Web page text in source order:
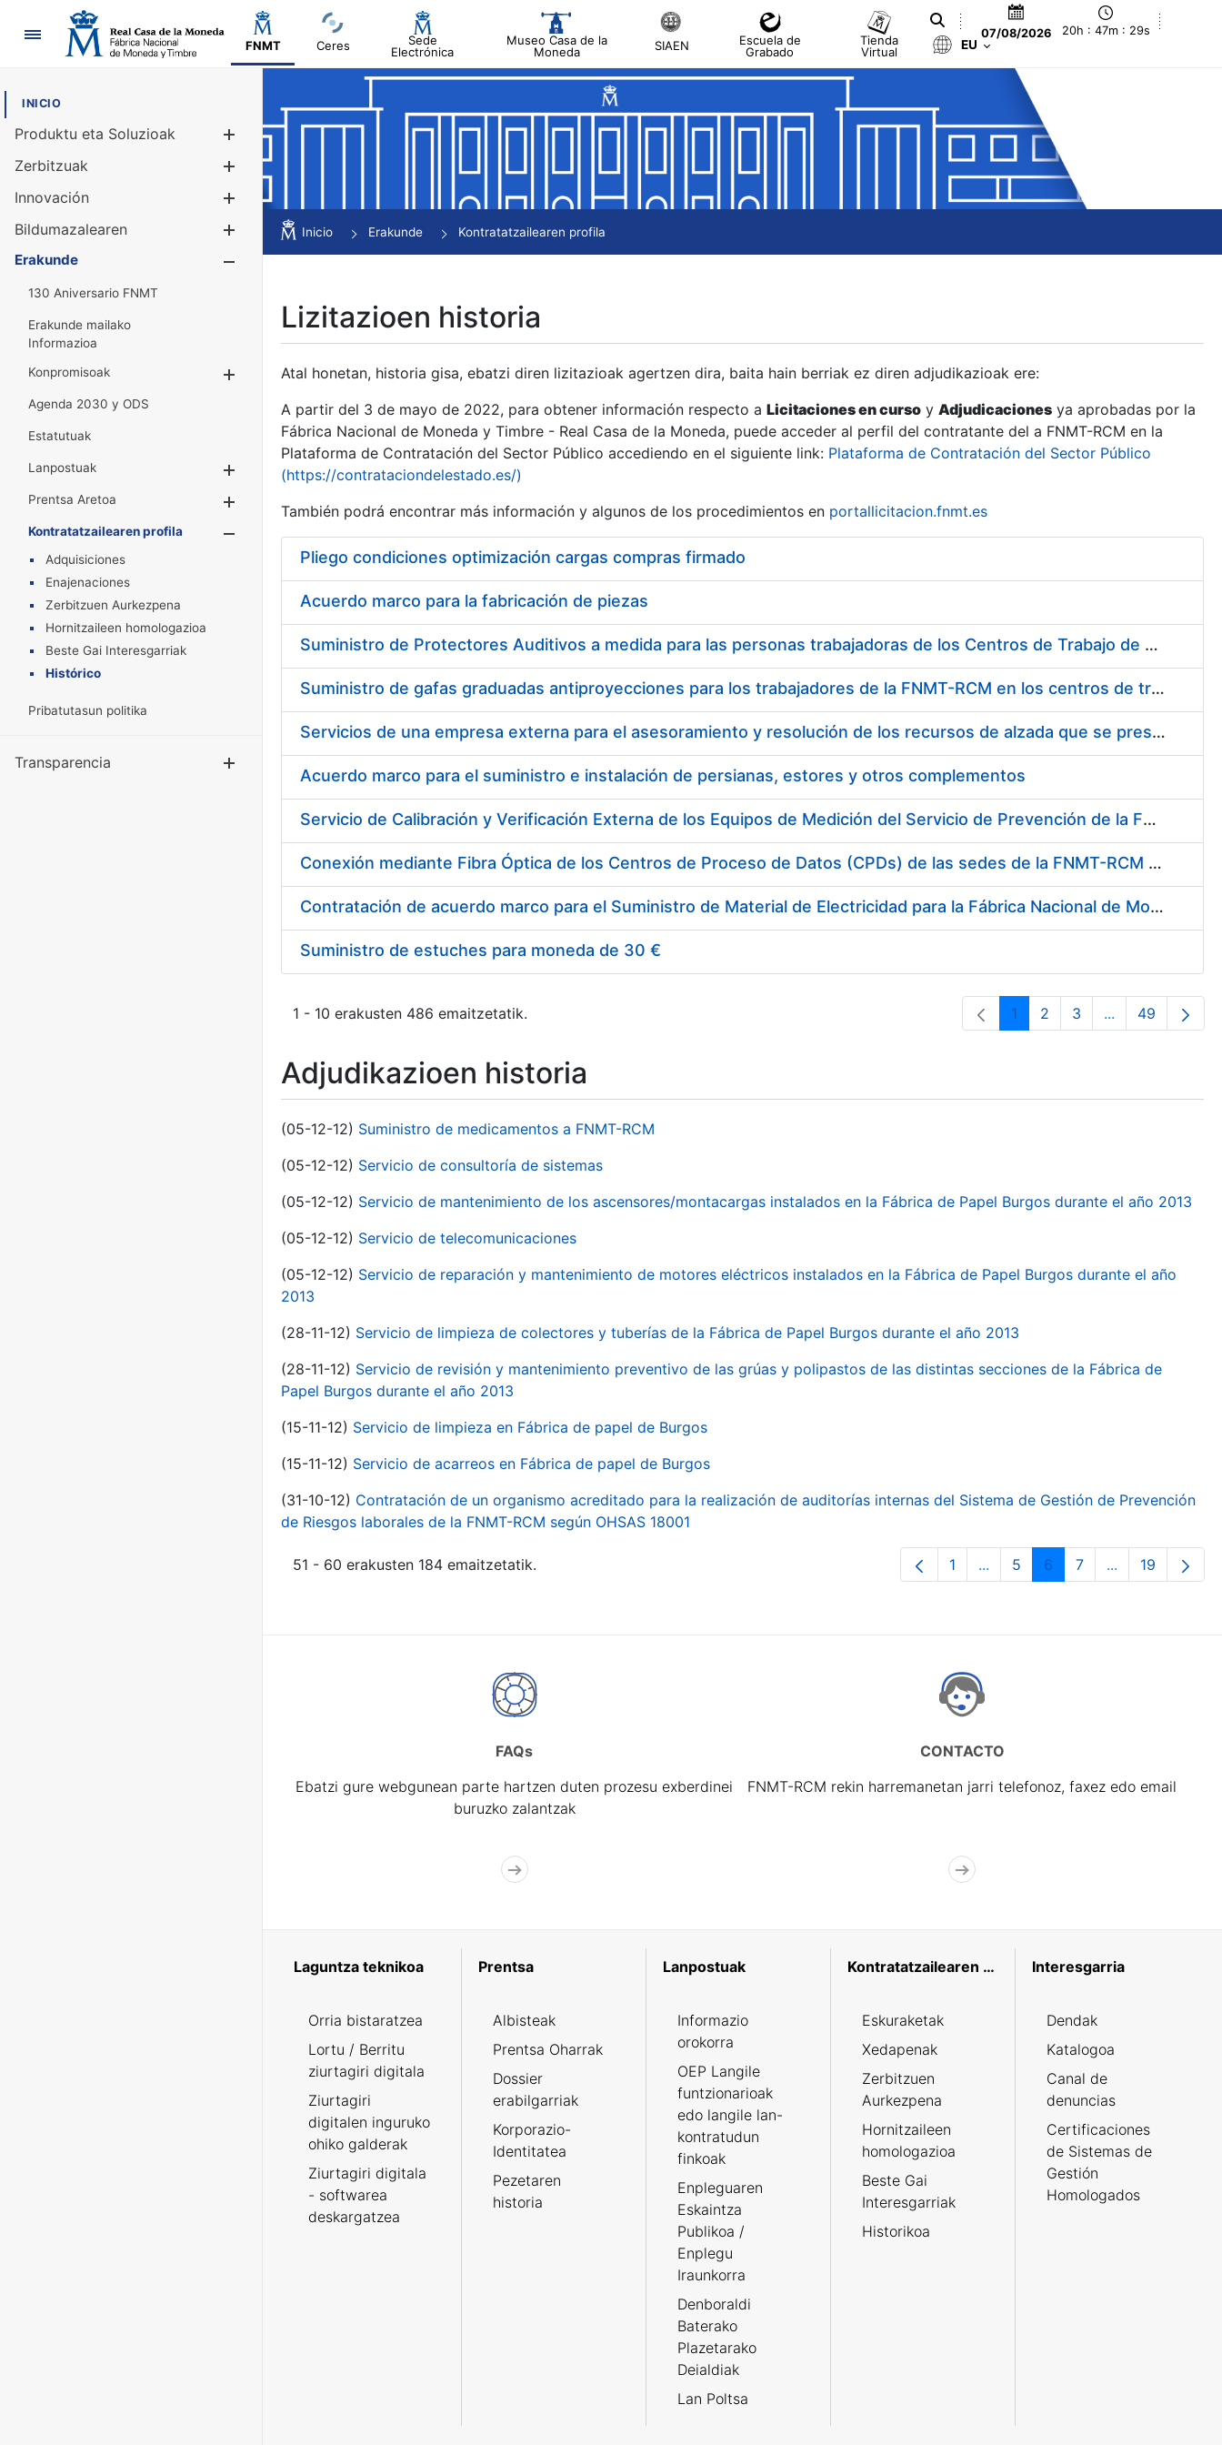
Nabigazioa
FNMT Ceres
Sede
Electrónica
Museo Casa de la
Moneda
SIAEN
Escuela de
Grabado
Tienda
Virtual
07/08/2026 20h : 47m : 30s
EU
INICIO
Produktu eta Soluzioak
Erakutsi/Ezkutatu
Zerbitzuak
Innovación
Bildumazalearen
Erakutsi/Ezkutatu
Erakunde
130 Aniversario FNMT
Erakunde mailako
Informazioa
Konpromisoak
Erakutsi/Ezkutatu
Agenda 2030 y ODS
Estatutuak
Lanpostuak
Erakutsi/Ezkutatu
Prentsa Aretoa
Erakutsi/Ezkutatu
Kontratatzailearen profila
Erakutsi/Ezkutatu
Adquisiciones
Enajenaciones
Zerbitzuen Aurkezpena
Hornitzaileen homologazioa
Beste Gai Interesgarriak
Histórico
Pribatutasun politika
Transparencia Erakutsi/Ezkutatu
Inicio Erakunde Kontratatzailearen profila
Lizitazioen historia
Atal honetan, historia gisa, ebatzi diren lizitazioak agertzen dira, baita hain berriak ez diren adjudikazioak ere:
A partir del 3 de mayo de 2022, para obtener información respecto a Licitaciones en curso y Adjudicaciones ya aprobadas por la
Fábrica Nacional de Moneda y Timbre - Real Casa de la Moneda, puede acceder al perfil del contratante del a FNMT-RCM en la
Plataforma de Contratación del Sector Público accediendo en el siguiente link: Plataforma de Contratación del Sector Público
(https://contrataciondelestado.es/)
También podrá encontrar más información y algunos de los procedimientos en portallicitacion.fnmt.es
Pliego condiciones optimización cargas compras firmado
Acuerdo marco para la fabricación de piezas
Suministro de Protectores Auditivos a medida para las personas trabajadoras de los Centros de Trabajo de Madrid y Burgos
Suministro de gafas graduadas antiproyecciones para los trabajadores de la FNMT-RCM en los centros de trabajo de Madrid y Burgos
Servicios de una empresa externa para el asesoramiento y resolución de los recursos de alzada que se presentan relacionados con procesos de selección para la FNMT-RCM
Acuerdo marco para el suministro e instalación de persianas, estores y otros complementos
Servicio de Calibración y Verificación Externa de los Equipos de Medición del Servicio de Prevención de la FNMT-RCM
Conexión mediante Fibra Óptica de los Centros de Proceso de Datos (CPDs) de las sedes de la FNMT-RCM de Burgos y Madrid
Contratación de acuerdo marco para el Suministro de Material de Electricidad para la Fábrica Nacional de Moneda y Timbre-Real Casa de la Moneda en su centro de trabajo de Burgos
Suministro de estuches para moneda de 30 €
1 - 10 erakusten 486 emaitzetatik. Orrialdea
1 Orrialdea
2 Orrialdea
3 ...Intermediate
Orrialdea
49
Adjudikazioen historia
(05-12-12) Suministro de medicamentos a FNMT-RCM
(05-12-12) Servicio de consultoría de sistemas
(05-12-12) Servicio de mantenimiento de los ascensores/montacargas instalados en la Fábrica de Papel Burgos durante el año 2013
(05-12-12) Servicio de telecomunicaciones
(05-12-12) Servicio de reparación y mantenimiento de motores eléctricos instalados en la Fábrica de Papel Burgos durante el año
2013
(28-11-12) Servicio de limpieza de colectores y tuberías de la Fábrica de Papel Burgos durante el año 2013
(28-11-12) Servicio de revisión y mantenimiento preventivo de las grúas y polipastos de las distintas secciones de la Fábrica de
Papel Burgos durante el año 2013
(15-11-12) Servicio de limpieza en Fábrica de papel de Burgos
(15-11-12) Servicio de acarreos en Fábrica de papel de Burgos
(31-10-12) Contratación de un organismo acreditado para la realización de auditorías internas del Sistema de Gestión de Prevención
de Riesgos laborales de la FNMT-RCM según OHSAS 18001
51 - 60 erakusten 184 emaitzetatik. Orrialdea
1 ...Intermediate Pages Use TAB to
Orrialdea
5 Orrialdea
6 Orrialdea
7 ...Intermediate
Orrialdea
19
FAQs
Ebatzi gure webgunean parte hartzen duten prozesu exberdinei
buruzko zalantzak
CONTACTO
FNMT-RCM rekin harremanetan jarri telefonoz, faxez edo email
Laguntza teknikoa
Orria bistaratzea
Lortu / Berritu
ziurtagiri digitala
Ziurtagiri
digitalen inguruko
ohiko galderak
Ziurtagiri digitala
- softwarea
deskargatzea
Prentsa
Albisteak
Prentsa Oharrak
Dossier
erabilgarriak
Korporazio-
Identitatea
Pezetaren
historia
Lanpostuak
Informazio
orokorra
OEP Langile
funtzionarioak
edo langile lan-
kontratudun
finkoak
Enpleguaren
Eskaintza
Publikoa /
Enplegu
Iraunkorra
Denboraldi
Baterako
Plazetarako
Deialdiak
Lan Poltsa
Kontratatzailearen profila
Eskuraketak
Xedapenak
Zerbitzuen
Aurkezpena
Hornitzaileen
homologazioa
Beste Gai
Interesgarriak
Historikoa
Interesgarria
Dendak
Katalogoa
Canal de
denuncias
Certificaciones
de Sistemas de
Gestión
Homologados